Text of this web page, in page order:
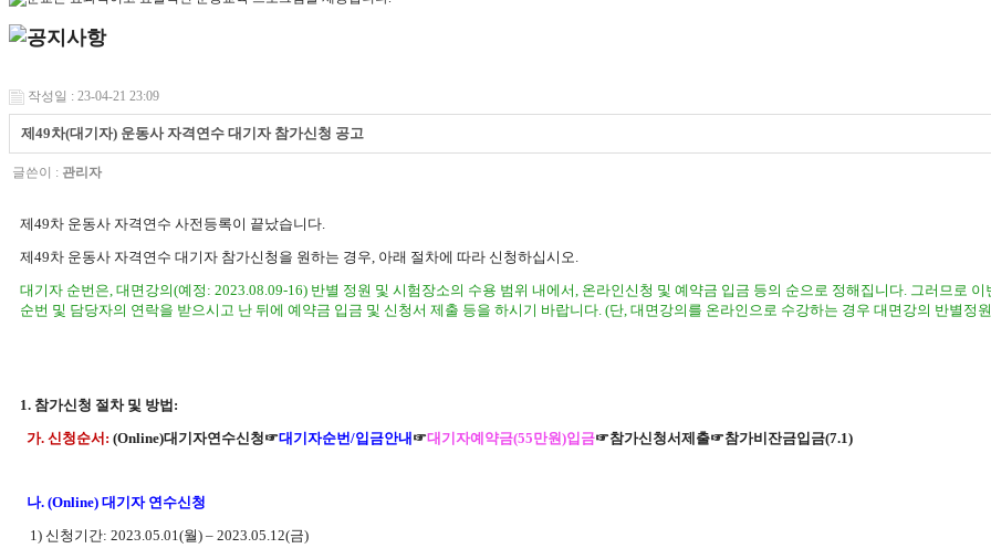
작성일 : 23-04-21 23:09
제49차(대기자) 운동사 자격연수 대기자 참가신청 공고
글쓴이 : 관리자
제49차 운동사 자격연수 사전등록이 끝났습니다.
제49차 운동사 자격연수 대기자 참가신청을 원하는 경우, 아래 절차에 따라 신청하십시오.
대기자 순번은, 대면강의(예정: 2023.08.09-16) 반별 정원 및 시험장소의 수용 범위 내에서, 온라인신청 및 예약금 입금 등의 순으로 정해집니다. 그러므로 이
순번 및 담당자의 연락을 받으시고 난 뒤에 예약금 입금 및 신청서 제출 등을 하시기 바랍니다. (단, 대면강의를 온라인으로 수강하는 경우 대면강의 반별정
1. 참가신청 절차 및 방법 :
가. 신청순서 : (Online)대기자연수신청☞대기자순번/입금안내 ☞대기자예약금(55만원)입금☞참가신청서제출☞참가비잔금입금(7.1)
나. (Online) 대기자 연수신청
1) 신청기간: 2023.05.01(월) – 2023.05.12(금)